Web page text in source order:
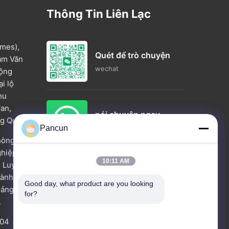
Văn
lộ
Quốc.
phố
Thông Tin Liên Lạc
Quét để trò chuyện
wechat
nói chuyện ngay.
Pancun
10:11 AM
Good day, what product are you looking
for?